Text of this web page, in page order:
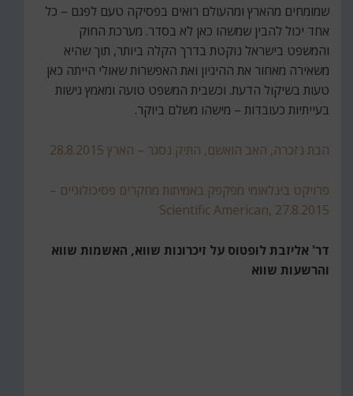
שמומחים מהארץ ומהעולם רואים בפסיקה טעם לפגם – כל
אחד יכול להבין שמשהו כאן לא בסדר. מערכת החוק
והמשפט בישראל נוקטת בדרך הקלה ביותר, תוך שהיא
משאירה מאחור את ההיגיון ואת האפשרות שאולי הייתה כאן
טעות בשיקול הדעת. וכשבית המשפט טועה ומאמץ גישות
בעייתיות כעובדות – מישהו משלם ביוקר.
הבת נזכרה, האב הואשם, התיק נסגר – הארץ 28.8.2015
פרויקט בינלאומי מפקפק באמיתות מחקרים פסיכולוגיים –
Scientific American, 27.8.2015
דר' אליזבת לופטוס על זיכרונות שווא, האשמות שווא
והרשעות שווא